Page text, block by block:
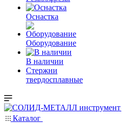
Оснастка
Оборудование
В наличии
Стержни
твердосплавные
Каталог